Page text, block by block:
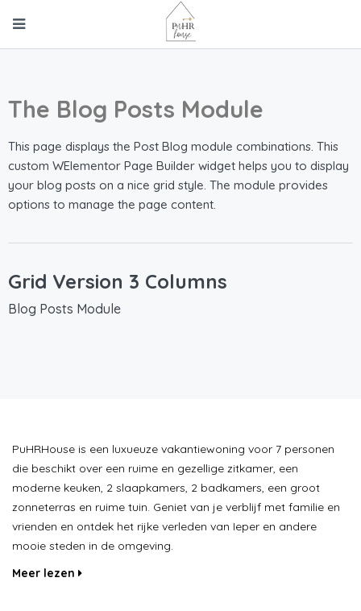
The Blog Posts Module
This page displays the Post Blog module combinations. This
custom WElementor Page Builder widget helps you to display
your blog posts on a nice grid style. The module provides
options to manage the page content.
Grid Version 3 Columns
Blog Posts Module
PuHRHouse is een luxueuze vakantiewoning voor 7 personen
die beschikt over een ruime en gezellige zitkamer, een
moderne keuken, 2 slaapkamers, 2 badkamers, een groot
zonneterras en ruime tuin. Geniet van je verblijf met familie en
vrienden en ontdek het rijke verleden van Ieper en andere
mooie steden in de omgeving.
Meer lezen